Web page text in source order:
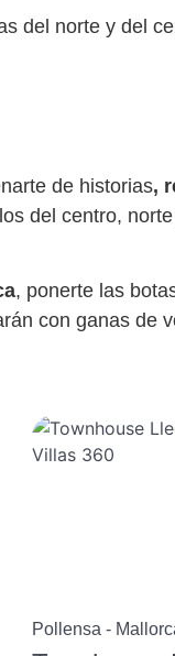
del norte y del
de historias,
del centro,
, ponerte las
con ganas de
Pollensa -